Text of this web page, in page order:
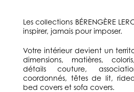
Les collections BÉRENGÈRE
inspirer, jamais pour imposer.
Votre intérieur devient un
dimensions, matières,
détails couture,
coordonnés, têtes de lit,
bed covers et sofa covers.